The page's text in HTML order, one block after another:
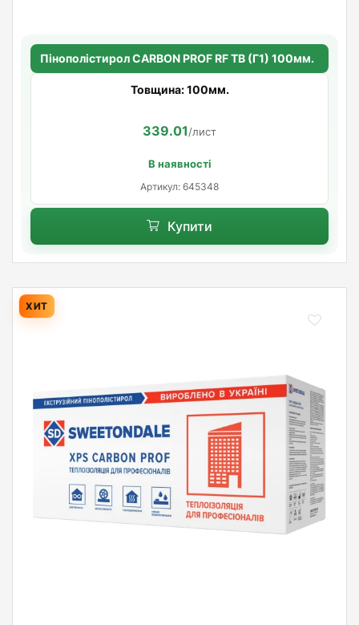
Пінополістирол CARBON PROF RF TB (Г1) 100мм.
Товщина: 100мм.
339.01/лист
В наявності
Артикул: 645348
Купити
ХИТ